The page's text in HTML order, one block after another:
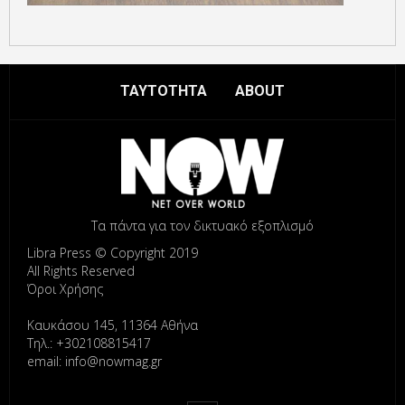
ΤΑΥΤΟΤΗΤΑ ABOUT
Τα πάντα για τον δικτυακό εξοπλισμό
Libra Press © Copyright 2019
All Rights Reserved
Όροι Χρήσης
Καυκάσου 145, 11364 Αθήνα
Τηλ.: +302108815417
email: info@nowmag.gr